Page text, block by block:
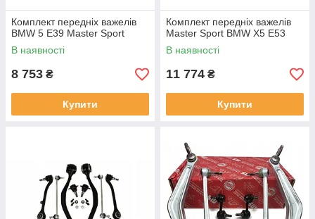
Комплект передніх важелів
BMW 5 E39 Master Sport
В наявності
8 753 ₴
Купити
Комплект передніх важелів
Master Sport BMW X5 E53
В наявності
11 774 ₴
Купити